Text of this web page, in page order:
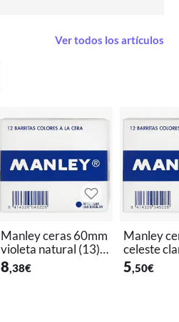
Ver todos los artículos
Manley ceras 60mm
violeta natural (13) e
stuche de 12
8,38€
Manley
celeste
uche de
5,50€